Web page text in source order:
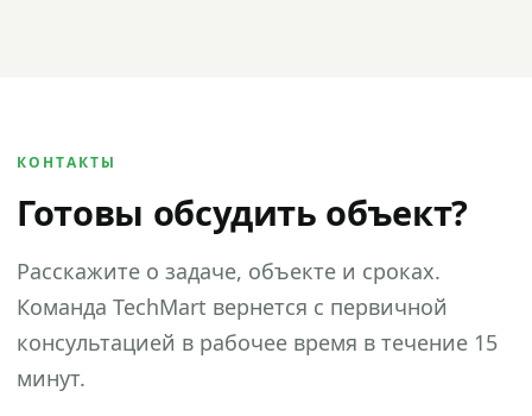
КОНТАКТЫ
Готовы обсудить объект?
Расскажите о задаче, объекте и сроках.
Команда TechMart вернется с первичной
консультацией в рабочее время в течение 15
минут.